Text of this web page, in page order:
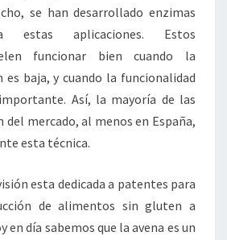
se han desarrollado enzimas
estas aplicaciones. Estos
funcionar bien cuando la
baja, y cuando la funcionalidad
Así, la mayoría de las
del mercado, al menos en España,
esta técnica.
esta dedicada a patentes para
de alimentos sin gluten a
en día sabemos que la avena es un